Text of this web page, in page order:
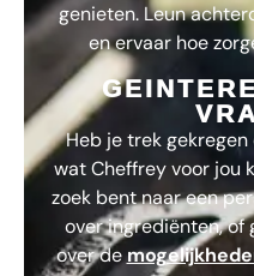
genieten. Leun
en ervaar hoe
Heb je trek
watCheffreyvoor jou
zoek bent naar een
over ingrediënten, of
over de